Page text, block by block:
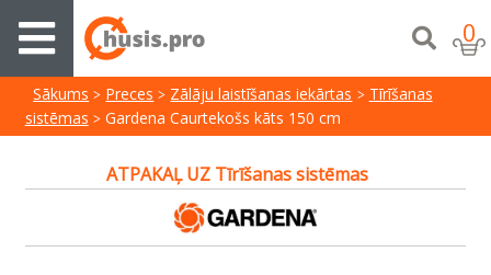
0
Sākums Preces Zālāju laistīšanas iekārtas
Tīrīšanas
sistēmas
Gardena Caurtekošs kāts 150 cm
ATPAKAĻ UZ Tīrīšanas sistēmas